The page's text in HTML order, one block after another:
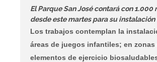
El Parque San José contará con
desde este martes para su instalación
Los trabajos contemplan la
áreas de juegos infantiles; en
elementos de ejercicio